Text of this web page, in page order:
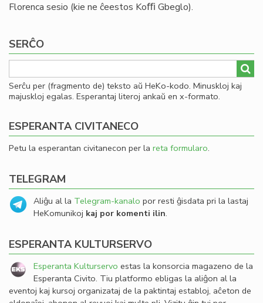
Florenca sesio (kie ne ĉeestos Koﬃ Gbeglo).
SERĈO
Serĉu per (fragmento de) teksto aŭ HeKo-kodo. Minuskloj kaj
majuskloj egalas. Esperantaj literoj ankaŭ en x-formato.
ESPERANTA CIVITANECO
Petu la esperantan civitanecon per la reta formularo.
TELEGRAM
Aliĝu al la Telegram-kanalo por resti ĝisdata pri la lastaj
HeKomunikoj kaj por komenti ilin.
ESPERANTA KULTURSERVO
Esperanta Kulturservo estas la konsorcia magazeno de la
Esperanta Civito. Tiu platformo ebligas la aliĝon al la
eventoj kaj kursoj organizataj de la paktintaj establoj, aĉeton de